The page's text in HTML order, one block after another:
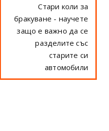
Стари коли за
бракуване - научете
защо е важно да се
разделите със
старите си
автомобили